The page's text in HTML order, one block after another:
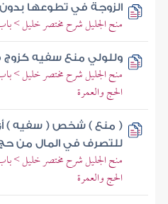
الزوجة في تطوعها
منح الجليل شرح مختصر خليل >
وللولي منع سفيه
منح الجليل شرح مختصر خليل >
الحج والعمرة
( منع ) شخص ( سفيه )
للتصرف في المال من
منح الجليل شرح مختصر خليل >
الحج والعمرة